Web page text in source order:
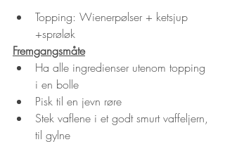
Topping: Wienerpølser + ketsjup
+sprøløk
Fremgangsmåte
Ha alle ingredienser utenom topping
i en bolle
Pisk til en jevn røre
Stek vaflene i et godt smurt vaffeljern,
til gylne